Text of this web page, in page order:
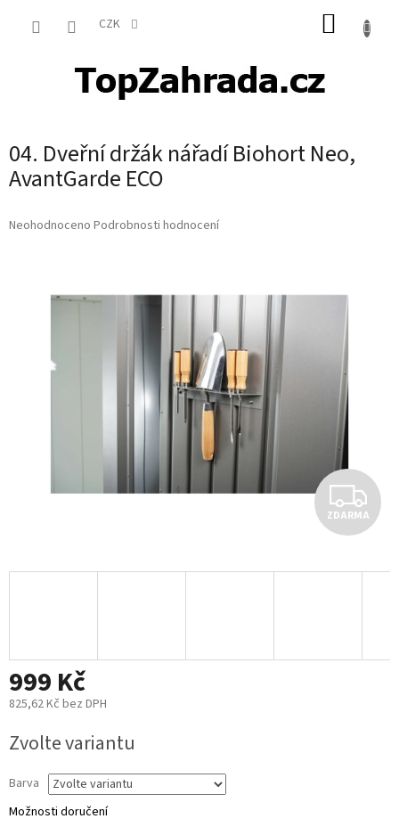
CZK
04. Dveřní držák nářadí Biohort Neo,
AvantGarde ECO
Průměrné
Neohodnoceno Podrobnosti hodnocení
Z
D
A
ZDARMA
999 Kč
825,62 Kč bez DPH
cena:
Zvolte variantu
Barva
Možnosti doručení